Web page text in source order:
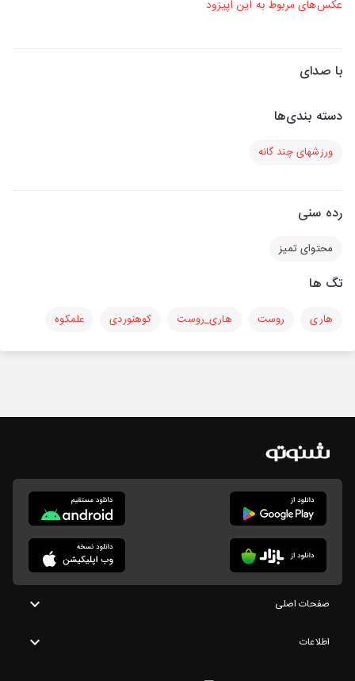
عکس‌های مربوط به این اپیزود
با صدای
دسته بندی‌ها
ورزشهای چند گانه
رده سنی
محتوای تمیز
تگ ها
هاری روست هاری_روست کوهنوردی علمکوه
صفحات اصلی
اطلاعات